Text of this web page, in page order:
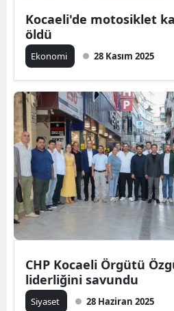
Kocaeli'de motosiklet
öldü
Ekonomi 28 Kasım 2025
CHP Kocaeli Örgütü
liderliğini savundu
Siyaset 28 Haziran 2025